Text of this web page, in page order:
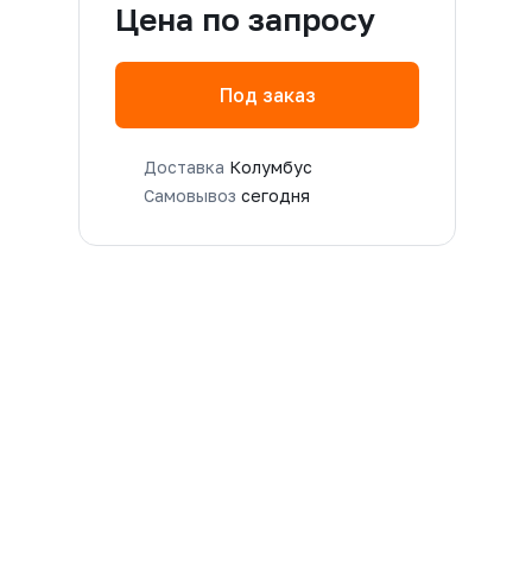
Цена по запросу
Под заказ
Доставка Колумбус
Самовывоз сегодня